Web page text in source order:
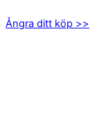
Ångra ditt köp >>